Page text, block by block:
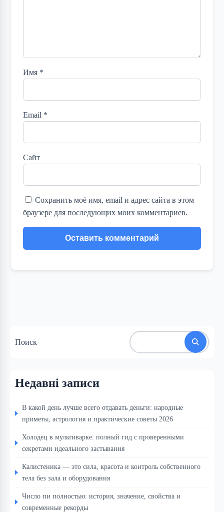
Имя *
Email *
Сайт
Сохранить моё имя, email и адрес сайта в этом
браузере для последующих моих комментариев.
Поиск
Недавні записи
В какой день лучше всего отдавать деньги: народные
приметы, астрология и практические советы 2026
Холодец в мультиварке: полный гид с проверенными
секретами идеального застывания
Калистеника — это сила, красота и контроль собственного
тела без зала и оборудования
Число пи полностью: история, значение, свойства и
современные рекорды